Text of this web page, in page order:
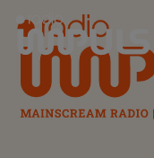
Radio Impuls